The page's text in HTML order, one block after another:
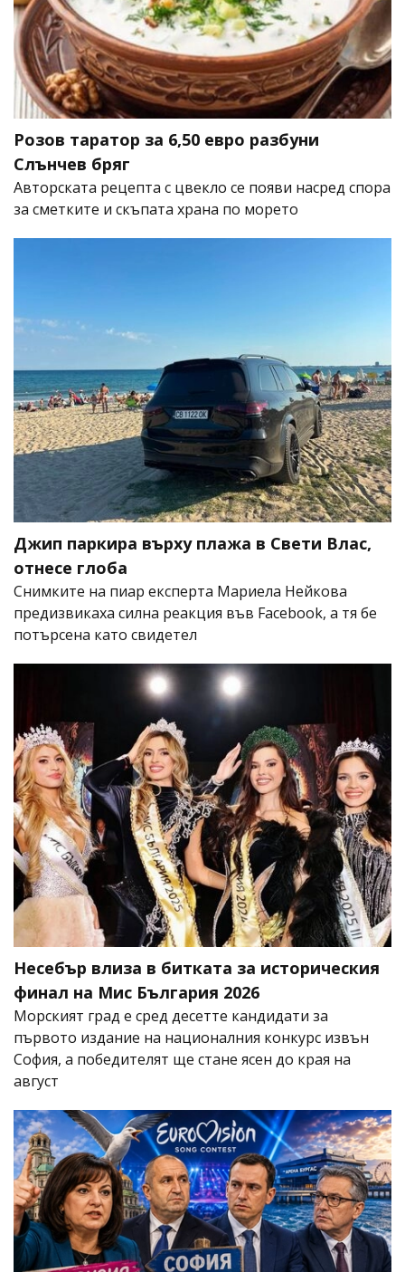
Розов таратор за 6,50 евро разбуни
Слънчев бряг
Авторската рецепта с цвекло се появи насред спора
за сметките и скъпата храна по морето
Джип паркира върху плажа в Свети Влас,
отнесе глоба
Снимките на пиар експерта Мариела Нейкова
предизвикаха силна реакция във Facebook, а тя бе
потърсена като свидетел
Несебър влиза в битката за историческия
финал на Мис България 2026
Морският град е сред десетте кандидати за
първото издание на националния конкурс извън
София, а победителят ще стане ясен до края на
август